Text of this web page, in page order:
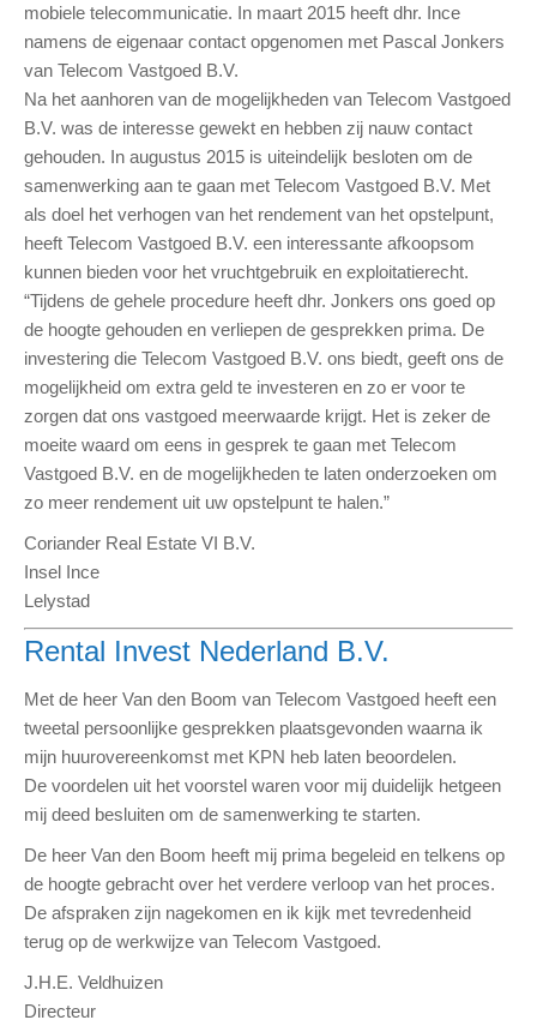
mobiele telecommunicatie. In maart 2015 heeft dhr. Ince
namens de eigenaar contact opgenomen met Pascal Jonkers
van Telecom Vastgoed B.V.
Na het aanhoren van de mogelijkheden van Telecom Vastgoed
B.V. was de interesse gewekt en hebben zij nauw contact
gehouden. In augustus 2015 is uiteindelijk besloten om de
samenwerking aan te gaan met Telecom Vastgoed B.V. Met
als doel het verhogen van het rendement van het opstelpunt,
heeft Telecom Vastgoed B.V. een interessante afkoopsom
kunnen bieden voor het vruchtgebruik en exploitatierecht.
“Tijdens de gehele procedure heeft dhr. Jonkers ons goed op
de hoogte gehouden en verliepen de gesprekken prima. De
investering die Telecom Vastgoed B.V. ons biedt, geeft ons de
mogelijkheid om extra geld te investeren en zo er voor te
zorgen dat ons vastgoed meerwaarde krijgt. Het is zeker de
moeite waard om eens in gesprek te gaan met Telecom
Vastgoed B.V. en de mogelijkheden te laten onderzoeken om
zo meer rendement uit uw opstelpunt te halen.”
Coriander Real Estate VI B.V.
Insel Ince
Lelystad
Rental Invest Nederland B.V.
Met de heer Van den Boom van Telecom Vastgoed heeft een
tweetal persoonlijke gesprekken plaatsgevonden waarna ik
mijn huurovereenkomst met KPN heb laten beoordelen.
De voordelen uit het voorstel waren voor mij duidelijk hetgeen
mij deed besluiten om de samenwerking te starten.
De heer Van den Boom heeft mij prima begeleid en telkens op
de hoogte gebracht over het verdere verloop van het proces.
De afspraken zijn nagekomen en ik kijk met tevredenheid
terug op de werkwijze van Telecom Vastgoed.
J.H.E. Veldhuizen
Directeur